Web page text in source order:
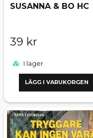
SUSANNA & BO HC
39 kr
I lager
LÄGG I VARUKORGEN